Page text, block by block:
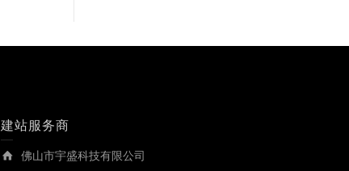
建站服务商
佛山市宇盛科技有限公司